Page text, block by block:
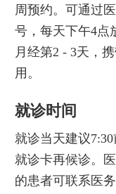
周预约。可通过
号，每天下午4点
月经第2 - 3天，
用。
就诊时间
就诊当天建议
就诊卡再候诊。
的患者可联系医